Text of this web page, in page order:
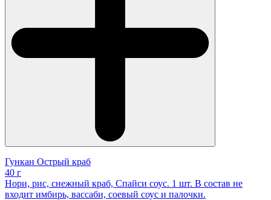
Гункан Острый краб
40 г
Нори, рис, снежный краб, Спайси соус. 1 шт. В состав не
входит имбирь, вассаби, соевый соус и палочки.